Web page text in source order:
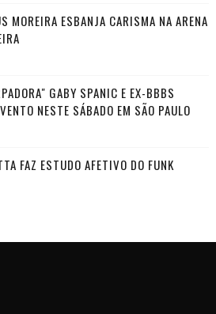
MOREIRA ESBANJA CARISMA NA ARENA
GABY SPANIC E EX-BBBS
NESTE SÁBADO EM SÃO PAULO
FAZ ESTUDO AFETIVO DO FUNK